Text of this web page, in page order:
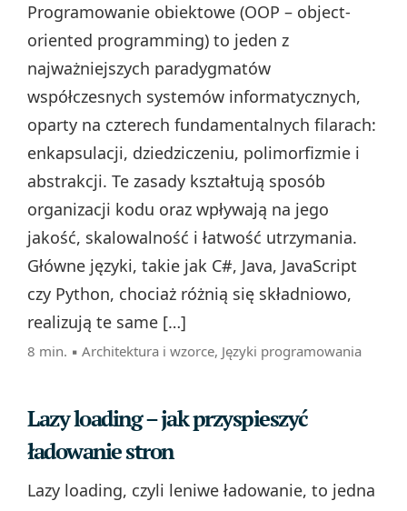
Programowanie obiektowe (OOP – object-
oriented programming) to jeden z
najważniejszych paradygmatów
współczesnych systemów informatycznych,
oparty na czterech fundamentalnych filarach:
enkapsulacji, dziedziczeniu, polimorfizmie i
abstrakcji. Te zasady kształtują sposób
organizacji kodu oraz wpływają na jego
jakość, skalowalność i łatwość utrzymania.
Główne języki, takie jak C#, Java, JavaScript
czy Python, chociaż różnią się składniowo,
realizują te same […]
8 min. ▪ Architektura i wzorce, Języki programowania
Lazy loading – jak przyspieszyć
ładowanie stron
Lazy loading, czyli leniwe ładowanie, to jedna